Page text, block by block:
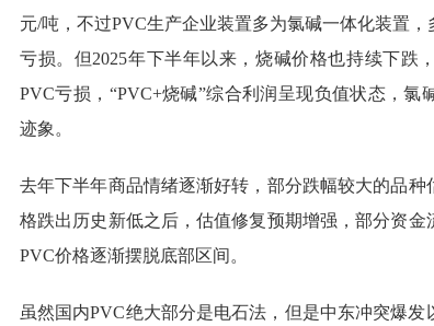
元/吨，不过PVC生产企业装置多为氯碱一体化装置
亏损。但2025年下半年以来，烧碱价格也持续下跌
PVC亏损，“PVC+烧碱”综合利润呈现负值状态，氯
迹象。
去年下半年商品情绪逐渐好转，部分跌幅较大的品种
格跌出历史新低之后，估值修复预期增强，部分资金
PVC价格逐渐摆脱底部区间。
虽然国内PVC绝大部分是电石法，但是中东冲突爆发